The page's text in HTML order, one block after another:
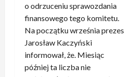
o odrzuceniu sprawozdania
finansowego tego komitetu.
Na początku września prezes
Jarosław Kaczyński
informował, że. Miesiąc
później ta liczba nie